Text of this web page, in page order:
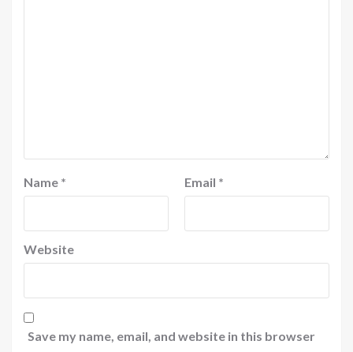
Name * Email *
Website
Save my name, email, and website in this browser